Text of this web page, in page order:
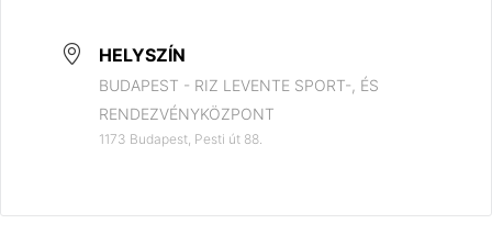
HELYSZÍN
BUDAPEST - RIZ LEVENTE SPORT-, ÉS
RENDEZVÉNYKÖZPONT
1173 Budapest, Pesti út 88.